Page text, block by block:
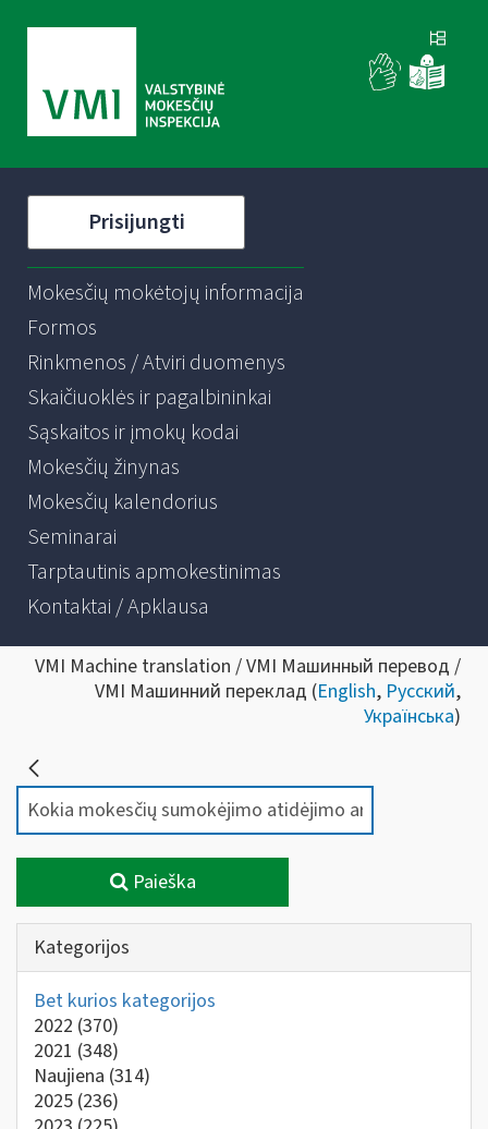
Prisijungti
Mokesčių mokėtojų informacija
Formos
Rinkmenos / Atviri duomenys
Skaičiuoklės ir pagalbininkai
Sąskaitos ir įmokų kodai
Mokesčių žinynas
Mokesčių kalendorius
Seminarai
Tarptautinis apmokestinimas
Kontaktai / Apklausa
VMI Machine translation / VMI Машинный перевод /
VMI Машинний переклад (English, Русский,
Українська)
Paieška
Kategorijos
Bet kurios kategorijos
2022 (370)
2021 (348)
Naujiena (314)
2025 (236)